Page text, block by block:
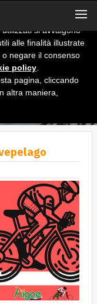
x
si avvalgono
alle finalità illustrate
negare il consenso
policy
pagina, cliccando
altra maniera,